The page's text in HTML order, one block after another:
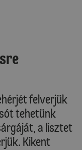
felverjük
tehetünk
a lisztet
Kikent